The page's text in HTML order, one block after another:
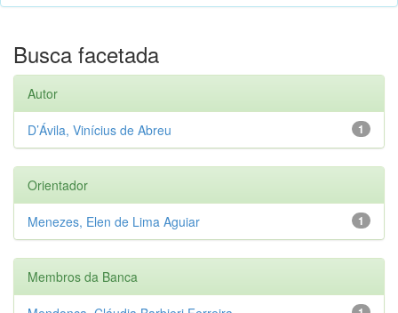
Busca facetada
Autor
1
D’Ávila, Vinícius de Abreu
Orientador
1
Menezes, Elen de Lima Aguiar
Membros da Banca